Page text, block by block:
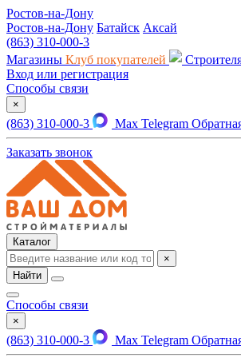
Ростов-на-Дону
Ростов-на-Дону Батайск Аксай
(863) 310-000-3
Магазины Клуб покупателей
Вход или регистрация
Способы связи
×
(863) 310-000-3 Max Telegram
Заказать звонок
Каталог
×
Найти
Способы связи
×
(863) 310-000-3 Max Telegram